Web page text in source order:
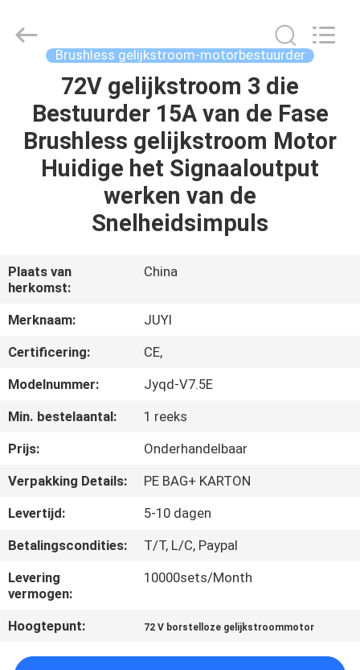
THUIS
PRODUCTEN
FABRIEKSTOCHT
KWALITEITSCONTROLE
CONTACT
MET
ONS
OP
VRAAG
EEN
OFFERTE
International
Trade
Brushless gelijkstroom-motorbestuurder
72V gelijkstroom 3 die
Bestuurder 15A van de Fase
Brushless gelijkstroom Motor
Huidige het Signaaloutput
werken van de
Snelheidsimpuls
Plaats van
herkomst:
China
Merknaam:
JUYI
Certificering:
CE,
Modelnummer:
Jyqd-V7.5E
Min. bestelaantal:
1 reeks
Prijs:
Onderhandelbaar
Verpakking Details:
PE BAG+ KARTON
Levertijd:
5-10 dagen
Betalingscondities:
T/T, L/C, Paypal
Levering
vermogen:
10000sets/Month
Hoogtepunt: 72 V borstelloze gelijkstroommotor